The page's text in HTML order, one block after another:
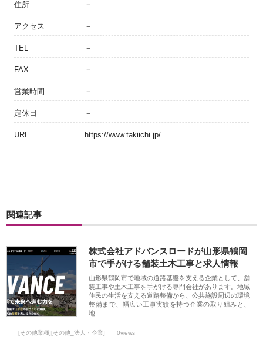
住所 －
アクセス －
TEL －
FAX －
営業時間 －
定休日 －
URL https://www.takiichi.jp/
関連記事
株式会社アドバンスロードが山形県鶴岡
市で手がける舗装土木工事と求人情報
山形県鶴岡市で地域の道路基盤を支える企業として、舗
装工事や土木工事を手がける専門会社があります。地域
住民の生活を支える道路整備から、公共施設周辺の環境
整備まで、幅広い工事実績を持つ企業の取り組みと、
地…
[その他業種][その他_法人・企業] 0views